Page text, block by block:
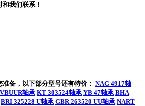
我们联系！
备，以下部分型号还有特价： NAG 4917轴
轴承 KT 303524轴承 YB 47轴承 BHA
BRI 325228 U轴承 GBR 263520 UU轴承 NART